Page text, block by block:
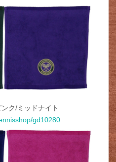
ク/ミッドナイト
gd10280